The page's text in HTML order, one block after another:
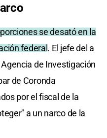
se desató en la
federal . El jefe del a
de Investigación
de Coronda
por el fiscal de la
a un narco de la